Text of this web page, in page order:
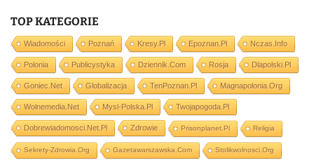
TOP KATEGORIE
Wiadomości Poznań Kresy.pl Epoznan.pl Nczas.info
Polonia Publicystyka Dziennik.com Rosja Dlapolski.pl
Goniec.net Globalizacja TenPoznan.pl Magnapolonia.org
Wolnemedia.net Mysl-Polska.pl Twojapogoda.pl
Dobrewiadomosci.net.pl Zdrowie Prisonplanet.pl Religia
Sekrety-Zdrowia.org Gazetawarszawska.com Stolikwolnosci.org